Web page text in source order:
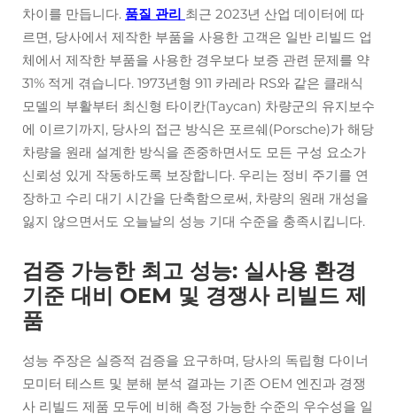
차이를 만듭니다. 품질 관리 최근 2023년 산업 데이터에 따
르면, 당사에서 제작한 부품을 사용한 고객은 일반 리빌드 업
체에서 제작한 부품을 사용한 경우보다 보증 관련 문제를 약
31% 적게 겪습니다. 1973년형 911 카레라 RS와 같은 클래식
모델의 부활부터 최신형 타이칸(Taycan) 차량군의 유지보수
에 이르기까지, 당사의 접근 방식은 포르쉐(Porsche)가 해당
차량을 원래 설계한 방식을 존중하면서도 모든 구성 요소가
신뢰성 있게 작동하도록 보장합니다. 우리는 정비 주기를 연
장하고 수리 대기 시간을 단축함으로써, 차량의 원래 개성을
잃지 않으면서도 오늘날의 성능 기대 수준을 충족시킵니다.
검증 가능한 최고 성능: 실사용 환경
기준 대비 OEM 및 경쟁사 리빌드 제
품
성능 주장은 실증적 검증을 요구하며, 당사의 독립형 다이너
모미터 테스트 및 분해 분석 결과는 기존 OEM 엔진과 경쟁
사 리빌드 제품 모두에 비해 측정 가능한 수준의 우수성을 일